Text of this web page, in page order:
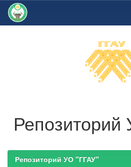
Репозиторий УО "ГГАУ"